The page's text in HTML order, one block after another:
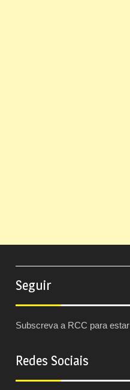
Seguir
Subscreva a RCC para
Redes Sociais